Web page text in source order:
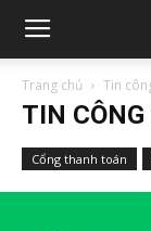
Trang chủ Tin
TIN CÔNG
Cổng thanh toán